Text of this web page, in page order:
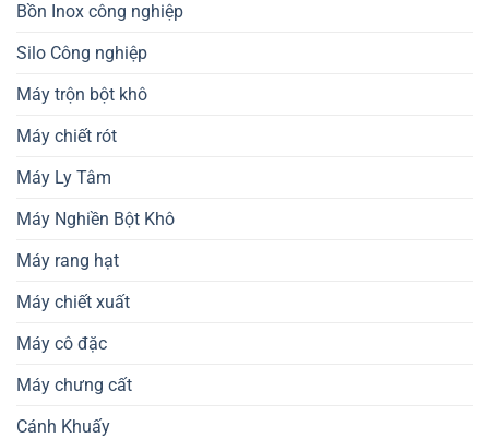
Bồn Inox công nghiệp
Silo Công nghiệp
Máy trộn bột khô
Máy chiết rót
Máy Ly Tâm
Máy Nghiền Bột Khô
Máy rang hạt
Máy chiết xuất
Máy cô đặc
Máy chưng cất
Cánh Khuấy